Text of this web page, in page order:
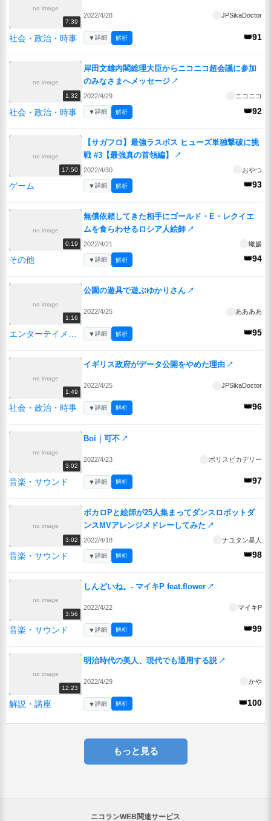
no image
7:39
2022/4/28 JPSikaDoctor
社会・政治・時事 👑91
▼詳細 解析
no image
1:32
岸田文雄内閣総理大臣からニコニコ超会議に参加
のみなさまへメッセージ ↗
2022/4/29 ニコニコ
社会・政治・時事 👑92
▼詳細 解析
no image
17:50
【サガフロ】最強ラスボス ヒューズ単独撃破に挑
戦 #3【最強真の首領編】
↗
2022/4/30 おやつ
ゲーム 👑93
▼詳細 解析
no image
0:19
無償依頼してきた相手にゴールド・E・レクイエ
ムを食らわせるロシア人絵師 ↗
2022/4/21 蠍媛
その他 👑94
▼詳細 解析
no image
1:16
公園の遊具で遊ぶゆかりさん ↗
2022/4/25 ああああ
エンターテイメント 👑95
▼詳細 解析
no image
1:49
イギリス政府がデータ公開をやめた理由 ↗
2022/4/25 JPSikaDoctor
社会・政治・時事 👑96
▼詳細 解析
no image
3:02
Boi｜可不 ↗
2022/4/23 ポリスピカデリー
音楽・サウンド 👑97
▼詳細 解析
no image
3:02
ボカロPと絵師が25人集まってダンスロボットダ
ンスMVアレンジメドレーしてみた ↗
2022/4/18 ナユタン星人
音楽・サウンド 👑98
▼詳細 解析
no image
3:56
しんどいね。- マイキP feat.flower ↗
2022/4/22 マイキP
音楽・サウンド 👑99
▼詳細 解析
no image
12:23
明治時代の美人、現代でも通用する説 ↗
2022/4/29 かや
解説・講座 👑100
▼詳細 解析
もっと見る
ニコランWEB関連サービス